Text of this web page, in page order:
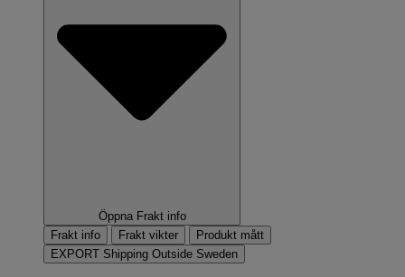
Öppna Frakt info
Frakt info
Frakt vikter
Produkt mått
EXPORT Shipping Outside Sweden